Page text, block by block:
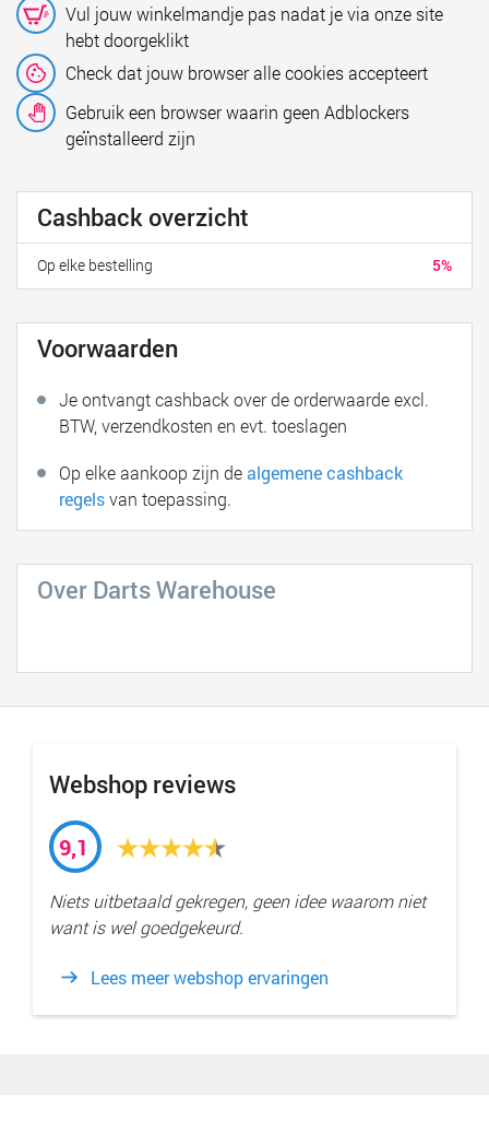
Vul jouw winkelmandje pas nadat je via onze site
hebt doorgeklikt
Check dat jouw browser alle cookies accepteert
Gebruik een browser waarin geen Adblockers
geïnstalleerd zijn
Cashback overzicht
5%
Op elke bestelling
Voorwaarden
Je ontvangt cashback over de orderwaarde excl.
BTW, verzendkosten en evt. toeslagen
Op elke aankoop zijn dealgemene cashback
regelsvan toepassing.
Over Darts Warehouse
Webshop reviews
9,1
Niets uitbetaald gekregen, geen idee waarom niet
want is wel goedgekeurd.
Lees meer webshop ervaringen